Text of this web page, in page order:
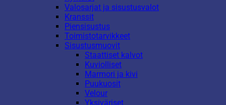
Valosarjat ja sisustusvalot
Kranssit
Piensisustus
Toimistotarvikkeet
Sisustusmuovit
Staattiset kalvot
Kuviolliset
Marmori ja kivi
Puukuosit
Velour
Yksiväriset